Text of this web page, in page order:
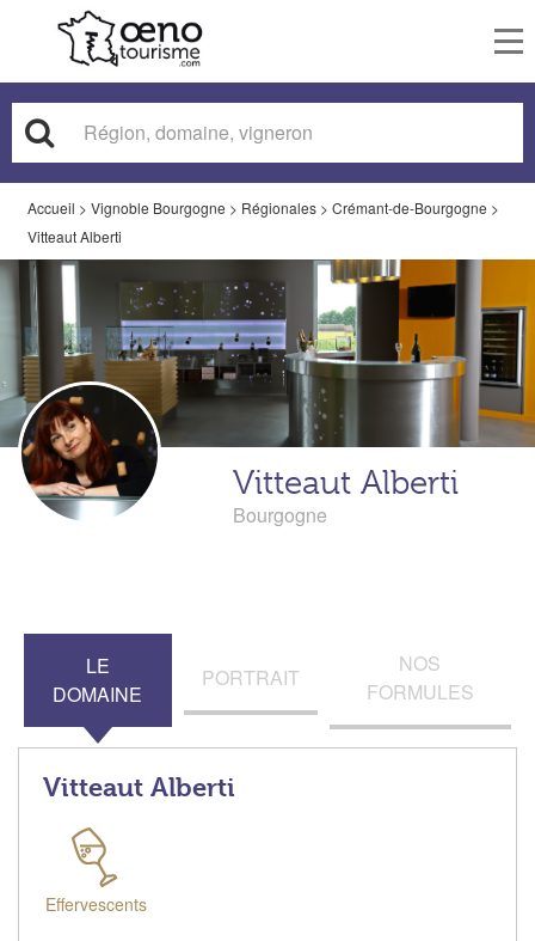
Accueil > Vignoble Bourgogne > Régionales > Crémant-de-Bourgogne >
Vitteaut Alberti
Vitteaut Alberti
Bourgogne
LE
DOMAINE
PORTRAIT
NOS
FORMULES
Vitteaut Alberti
Effervescents